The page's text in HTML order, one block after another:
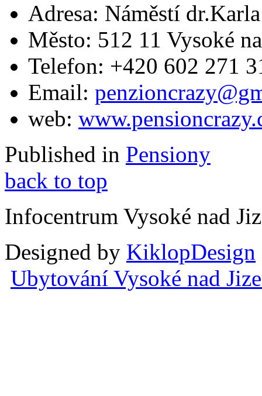
Adresa: Náměstí
Město: 512 11 Vysoké
Telefon: +420 602 271
Email:
web:
Published in Pensiony
back to top
Infocentrum Vysoké nad
Designed by KiklopDesign
Ubytování Vysoké nad